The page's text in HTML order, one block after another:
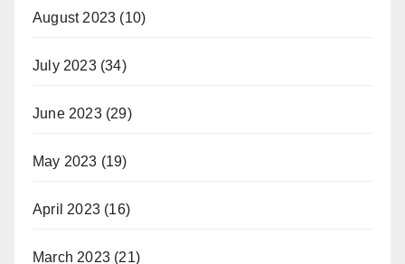
August 2023 (10)
July 2023(34)
June 2023(29)
May 2023 (19)
April 2023 (16)
March 2023 (21)